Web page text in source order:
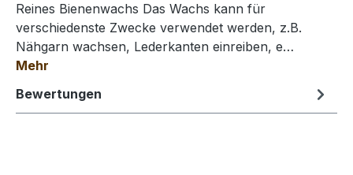
Reines Bienenwachs Das Wachs kann für
verschiedenste Zwecke verwendet werden, z.B.
Nähgarn wachsen, Lederkanten einreiben, e…
Mehr
Bewertungen